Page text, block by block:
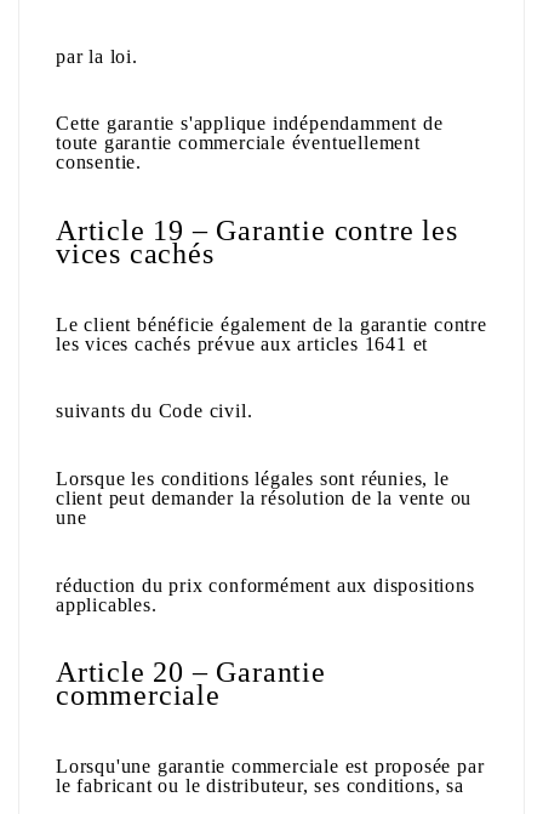
par la loi.
Cette garantie s'applique indépendamment de
toute garantie commerciale éventuellement
consentie.
Article 19 – Garantie contre les
vices cachés
Le client bénéficie également de la garantie contre
les vices cachés prévue aux articles 1641 et
suivants du Code civil.
Lorsque les conditions légales sont réunies, le
client peut demander la résolution de la vente ou
une
réduction du prix conformément aux dispositions
applicables.
Article 20 – Garantie
commerciale
Lorsqu'une garantie commerciale est proposée par
le fabricant ou le distributeur, ses conditions, sa